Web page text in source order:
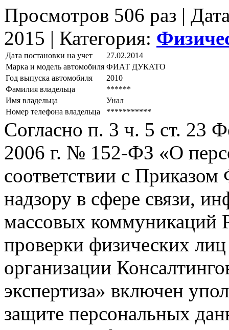
Просмотров 506 раз |
2015 | Категория:
Дата постановки на учет
27.02.2014
Марка и модель автомобиля ФИАТ ДУКАТО
Год выпуска автомобиля
2010
Фамилия владельца
******
Имя владельца
Унал
Номер телефона владельца
***********
Согласно п. 3 ч. 5 ст. 23
2006 г. № 152-ФЗ «О
соответствии с
надзору в сфере связи,
массовых коммуникаций
проверки физических
организации
экспертиза» включен
защите персональных